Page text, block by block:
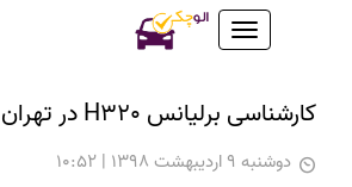
Toggle
کارشناسی برلیانس H320 در تهران
دوشنبه 9 اردیبهشت 1398 | 10:52